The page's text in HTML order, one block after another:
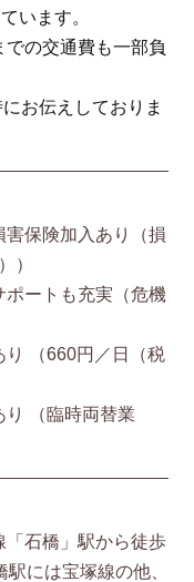
います。
の交通費も一部負
お伝えしておりま
保険加入あり（損
）
ポートも充実（危機
り （660円／⽇（税
（臨時両替業
「石橋」駅から徒歩
には宝塚線の他、